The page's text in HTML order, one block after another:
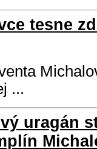
tesne
...
uragán